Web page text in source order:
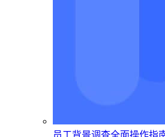
员工背景调查全面操作指